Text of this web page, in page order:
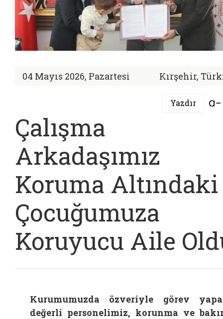
04 Mayıs 2026, Pazartesi Kırşehir,
Yazdır
Çalışma
Arkadaşımız
Koruma Altındaki
Çocuğumuza
Koruyucu Aile
Kurumumuzda özveriyle görev
değerli personelimiz, korunma ve